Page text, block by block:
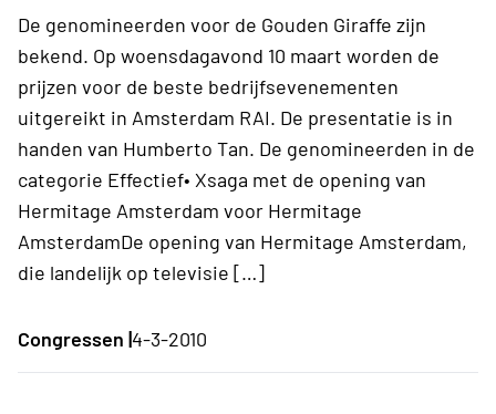
De genomineerden voor de Gouden Giraffe zijn
bekend. Op woensdagavond 10 maart worden de
prijzen voor de beste bedrijfsevenementen
uitgereikt in Amsterdam RAI. De presentatie is in
handen van Humberto Tan. De genomineerden in de
categorie Effectief• Xsaga met de opening van
Hermitage Amsterdam voor Hermitage
AmsterdamDe opening van Hermitage Amsterdam,
die landelijk op televisie […]
Congressen |4-3-2010